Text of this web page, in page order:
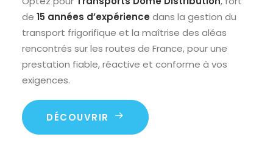
de 15 années d’expérience dans la gestion du
transport frigorifique et la maîtrise des aléas
rencontrés sur les routes de France, pour une
prestation fiable, réactive et conforme à vos
exigences.
DÉCOUVRIR